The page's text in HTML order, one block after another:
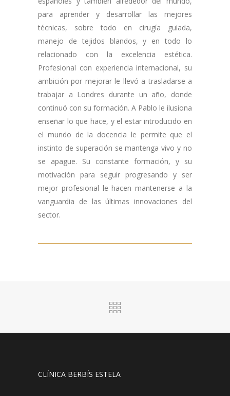
para aprender y desarrollar las mejores
técnicas, sobre todo en cirugía guiada,
manejo de tejidos blandos, y en todo lo
relacionado con la excelencia estética.
Profesional con experiencia internacional, su
ambición por mejorar le llevó a trasladarse a
trabajar a Londres durante un año, donde
continuó con su formación. A Pablo le ilusiona
enseñar lo que hace, y el estar introducido en
el mundo de la docencia le permite que el
instinto de superación se mantenga vivo y no
se apague. Su constante formación, y su
motivación para seguir progresando y ser
mejor profesional le hacen mantenerse a la
vanguardia de las últimas innovaciones del
sector.
CLÍNICA BERBÍS ESTELA